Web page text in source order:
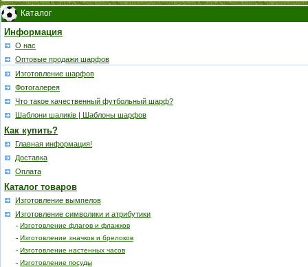
Каталог
Информация
О нас
Оптовые продажи шарфов
Изготовление шарфов
Фотогалерея
Что такое качественный футбольный шарф?
Шаблони шаликів | Шаблоны шарфов
Как купить?
Главная информация!
Доставка
Оплата
Каталог товаров
Изготовление вымпелов
Изготовление символики и атрибутики
- Изготовление флагов и флажков
- Изготовление значков и брелоков
- Изготовление настенных часов
- Изготовление посуды